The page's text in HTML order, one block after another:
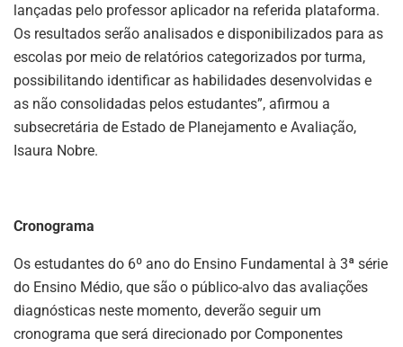
lançadas pelo professor aplicador na referida plataforma.
Os resultados serão analisados e disponibilizados para as
escolas por meio de relatórios categorizados por turma,
possibilitando identificar as habilidades desenvolvidas e
as não consolidadas pelos estudantes”, afirmou a
subsecretária de Estado de Planejamento e Avaliação,
Isaura Nobre.
Cronograma
Os estudantes do 6º ano do Ensino Fundamental à 3ª série
do Ensino Médio, que são o público-alvo das avaliações
diagnósticas neste momento, deverão seguir um
cronograma que será direcionado por Componentes